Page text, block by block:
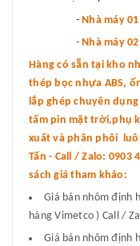
- Nhà máy
- Nhà máy 02:
Hàng có sẵn tại kho
thép bọc nhựa ABS,
lắp ghép chuyên
tấm pin mặt trời,phụ
xuất và phân phôi
Tấn - Call / Zalo:
sách giá tham khảo:
Giá bán nhôm định
hàng Vimetco ) Call /
Giá bán nhôm định